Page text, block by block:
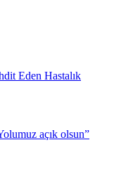
Eden Hastalık
açık olsun”